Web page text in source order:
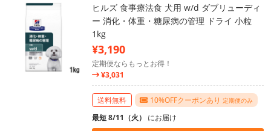
ヒルズ 食事療法食 犬用 w/d ダブリューディ
ー 消化・体重・糖尿病の管理 ドライ 小粒
1kg
¥3,190
定期便ならもっとお得！
¥3,031
送料無料 10%OFFクーポンあり 定期便のみ
最短 8/11（火） にお届け